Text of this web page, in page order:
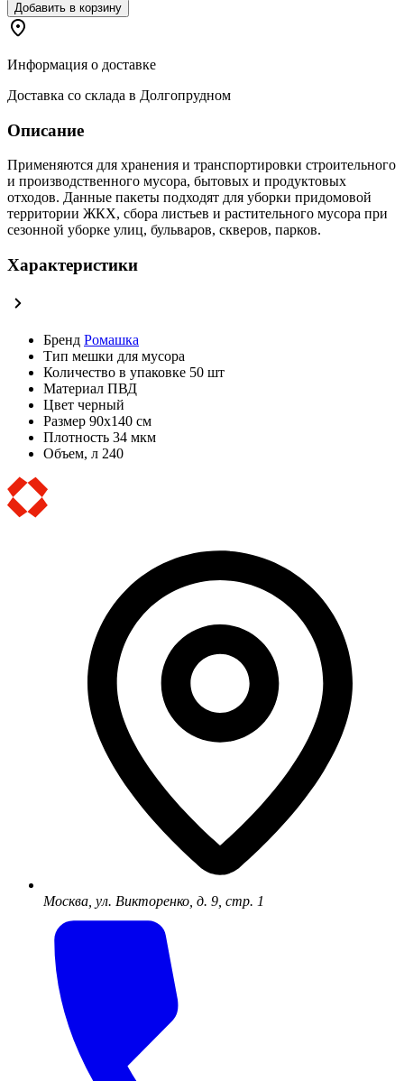
Добавить в корзину
Информация о доставке
Доставка со склада в Долгопрудном
Описание
Применяются для хранения и транспортировки строительного
и производственного мусора, бытовых и продуктовых
отходов. Данные пакеты подходят для уборки придомовой
территории ЖКХ, сбора листьев и растительного мусора при
сезонной уборке улиц, бульваров, скверов, парков.
Характеристики
Бренд Ромашка
Тип мешки для мусора
Количество в упаковке 50 шт
Материал ПВД
Цвет черный
Размер 90х140 см
Плотность 34 мкм
Объем, л 240
Москва, ул. Викторенко, д. 9, стр. 1